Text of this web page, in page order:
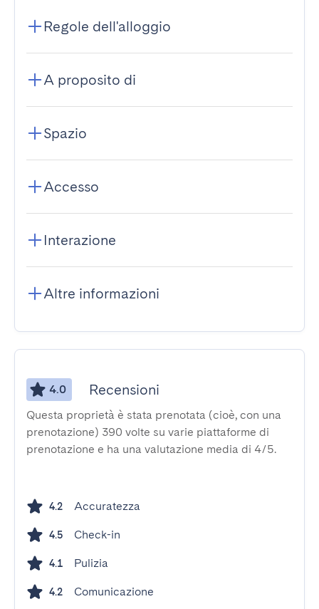
Regole dell'alloggio
A proposito di
Spazio
Accesso
Interazione
Altre informazioni
4.0 Recensioni
Questa proprietà è stata prenotata (cioè, con una
prenotazione) 390 volte su varie piattaforme di
prenotazione e ha una valutazione media di 4/5.
4.2 Accuratezza
4.5 Check-in
4.1 Pulizia
4.2 Comunicazione